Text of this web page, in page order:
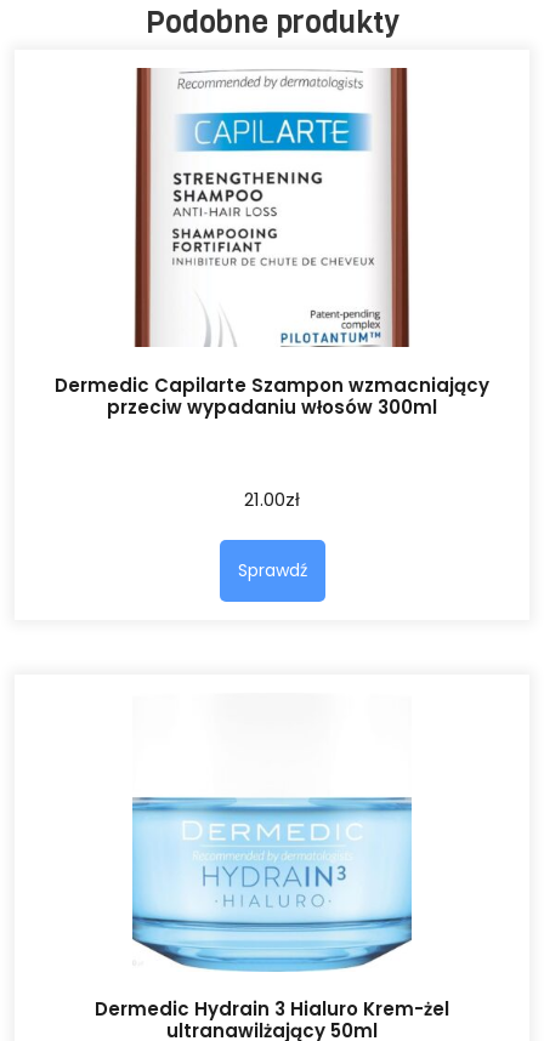
Podobne produkty
Dermedic Capilarte Szampon wzmacniający
przeciw wypadaniu włosów 300ml
21.00zł
Sprawdź
Dermedic Hydrain 3 Hialuro Krem-żel
ultranawilżający 50ml